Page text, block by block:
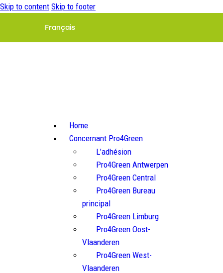
Skip to content Skip to footer
Français
Home
Concernant Pro4Green
L’adhésion
Pro4Green Antwerpen
Pro4Green Central
Pro4Green Bureau
principal
Pro4Green Limburg
Pro4Green Oost-
Vlaanderen
Pro4Green West-
Vlaanderen